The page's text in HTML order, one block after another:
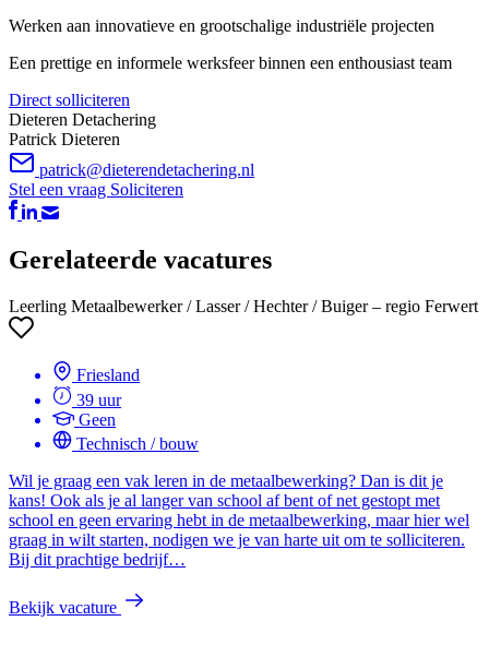
Werken aan innovatieve en grootschalige industriële projecten
Een prettige en informele werksfeer binnen een enthousiast team
Direct solliciteren
Dieteren Detachering
Patrick Dieteren
patrick@dieterendetachering.nl
Stel een vraag Soliciteren
Gerelateerde vacatures
Leerling Metaalbewerker / Lasser / Hechter / Buiger – regio Ferwert
Friesland
39 uur
Geen
Technisch / bouw
Wil je graag een vak leren in de metaalbewerking? Dan is dit je
kans! Ook als je al langer van school af bent of net gestopt met
school en geen ervaring hebt in de metaalbewerking, maar hier wel
graag in wilt starten, nodigen we je van harte uit om te solliciteren.
Bij dit prachtige bedrijf…
Bekijk vacature